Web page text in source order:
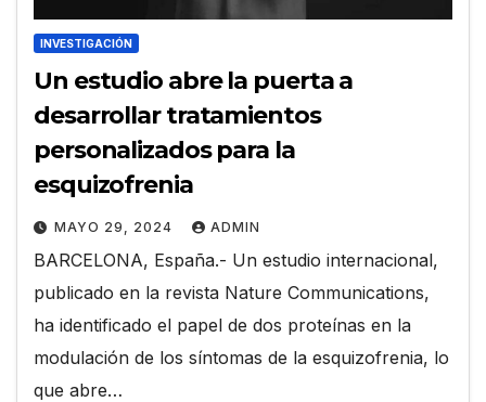
INVESTIGACIÓN
Un estudio abre la puerta a
desarrollar tratamientos
personalizados para la
esquizofrenia
MAYO 29, 2024 ADMIN
BARCELONA, España.- Un estudio internacional,
publicado en la revista Nature Communications,
ha identificado el papel de dos proteínas en la
modulación de los síntomas de la esquizofrenia, lo
que abre…